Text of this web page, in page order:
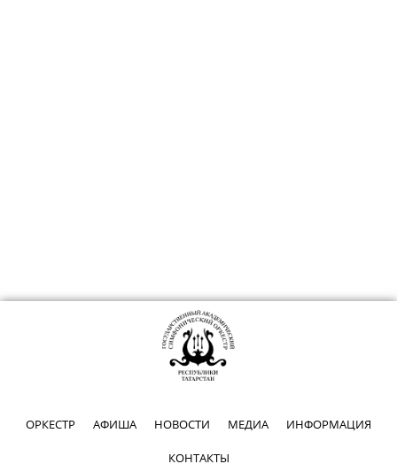
ОРКЕСТР АФИША НОВОСТИ МЕДИА ИНФОРМАЦИЯ
КОНТАКТЫ